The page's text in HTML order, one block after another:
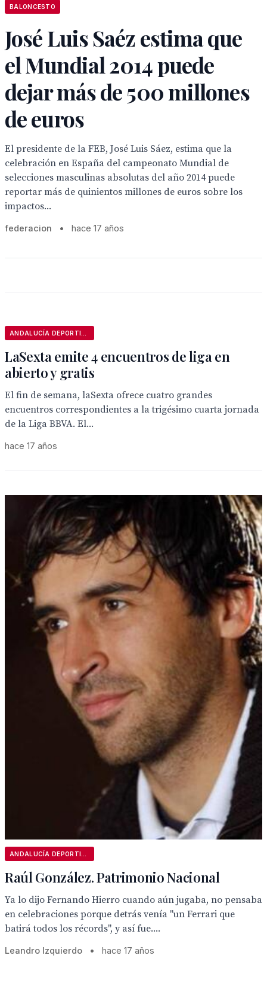
BALONCESTO
José Luis Saéz estima que
el Mundial 2014 puede
dejar más de 500 millones
de euros
El presidente de la FEB, José Luis Sáez, estima que la
celebración en España del campeonato Mundial de
selecciones masculinas absolutas del año 2014 puede
reportar más de quinientos millones de euros sobre los
impactos...
federacion • hace 17 años
LaSexta emite 4 encuentros de liga en
abierto y gratis
El fin de semana, laSexta ofrece cuatro grandes
encuentros correspondientes a la trigésimo cuarta jornada
de la Liga BBVA. El...
hace 17 años
Raúl González. Patrimonio Nacional
Ya lo dijo Fernando Hierro cuando aún jugaba, no pensaba
en celebraciones porque detrás venía "un Ferrari que
batirá todos los récords", y así fue....
Leandro Izquierdo • hace 17 años